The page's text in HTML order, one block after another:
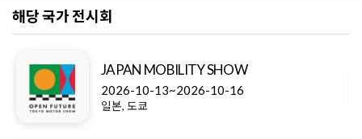
해당 국가 전시회
JAPAN MOBILITY SHOW
2026-10-13~2026-10-16
일본, 도쿄